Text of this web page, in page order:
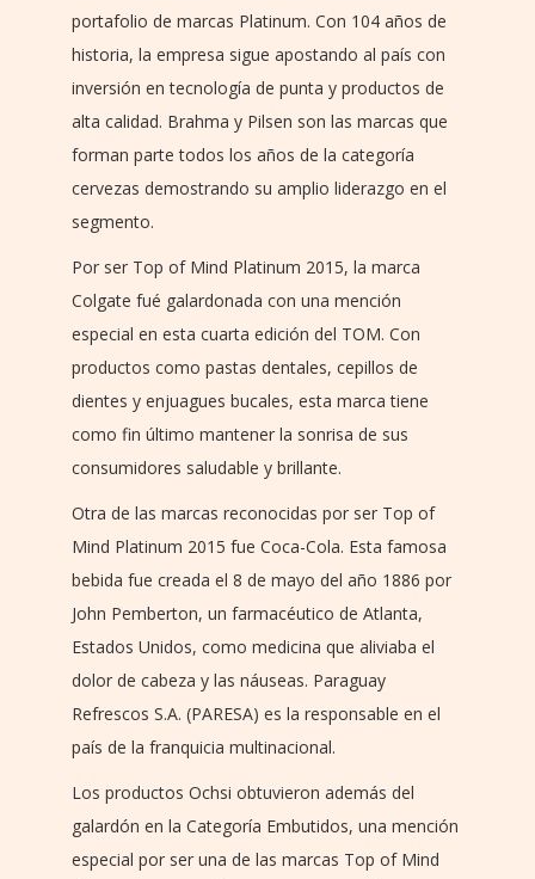
portafolio de marcas Platinum. Con 104 años de
historia, la empresa sigue apostando al país con
inversión en tecnología de punta y productos de
alta calidad. Brahma y Pilsen son las marcas que
forman parte todos los años de la categoría
cervezas demostrando su amplio liderazgo en el
segmento.
Por ser Top of Mind Platinum 2015, la marca
Colgate fué galardonada con una mención
especial en esta cuarta edición del TOM. Con
productos como pastas dentales, cepillos de
dientes y enjuagues bucales, esta marca tiene
como fin último mantener la sonrisa de sus
consumidores saludable y brillante.
Otra de las marcas reconocidas por ser Top of
Mind Platinum 2015 fue Coca-Cola. Esta famosa
bebida fue creada el 8 de mayo del año 1886 por
John Pemberton, un farmacéutico de Atlanta,
Estados Unidos, como medicina que aliviaba el
dolor de cabeza y las náuseas. Paraguay
Refrescos S.A. (PARESA) es la responsable en el
país de la franquicia multinacional.
Los productos Ochsi obtuvieron además del
galardón en la Categoría Embutidos, una mención
especial por ser una de las marcas Top of Mind